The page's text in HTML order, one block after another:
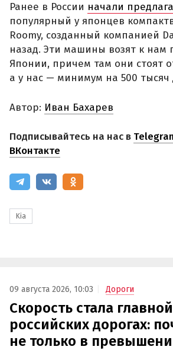
Ранее в России начали
популярный у японцев
Roomy, созданный компанией
назад. Эти машины возят к нам
Японии, причем там они стоят
а у нас — минимум на 500 тысяч
Автор: Иван Бахарев
Подписывайтесь на нас в
ВКонтакте
Kia
09 августа 2026, 10:03 Дороги
Скорость стала
российских дорогах:
не только в